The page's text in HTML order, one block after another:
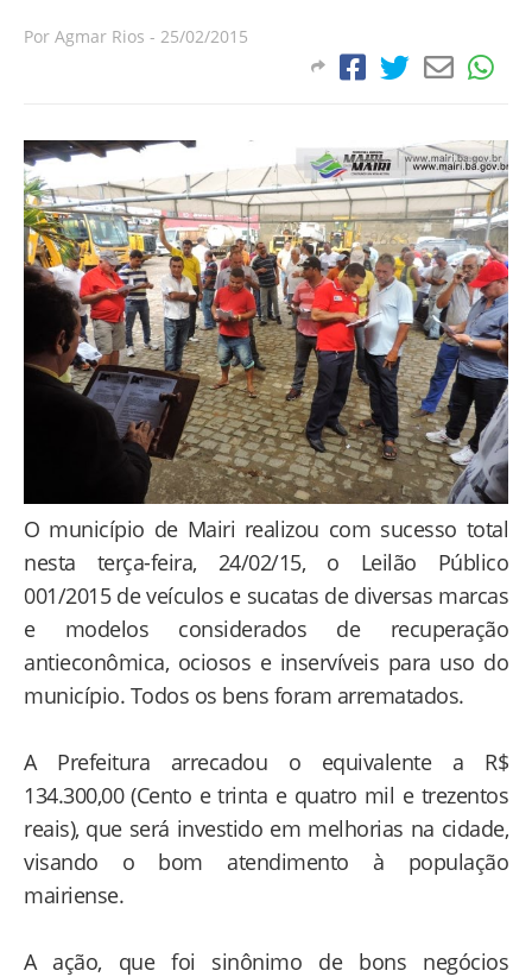
Por Agmar Rios - 25/02/2015
O município de Mairi realizou com sucesso total
nesta terça-feira, 24/02/15, o Leilão Público
001/2015 de veículos e sucatas de diversas marcas
e modelos considerados de recuperação
antieconômica, ociosos e inservíveis para uso do
município. Todos os bens foram arrematados.
A Prefeitura arrecadou o equivalente a R$
134.300,00 (Cento e trinta e quatro mil e trezentos
reais), que será investido em melhorias na cidade,
visando o bom atendimento à população
mairiense.
A ação, que foi sinônimo de bons negócios